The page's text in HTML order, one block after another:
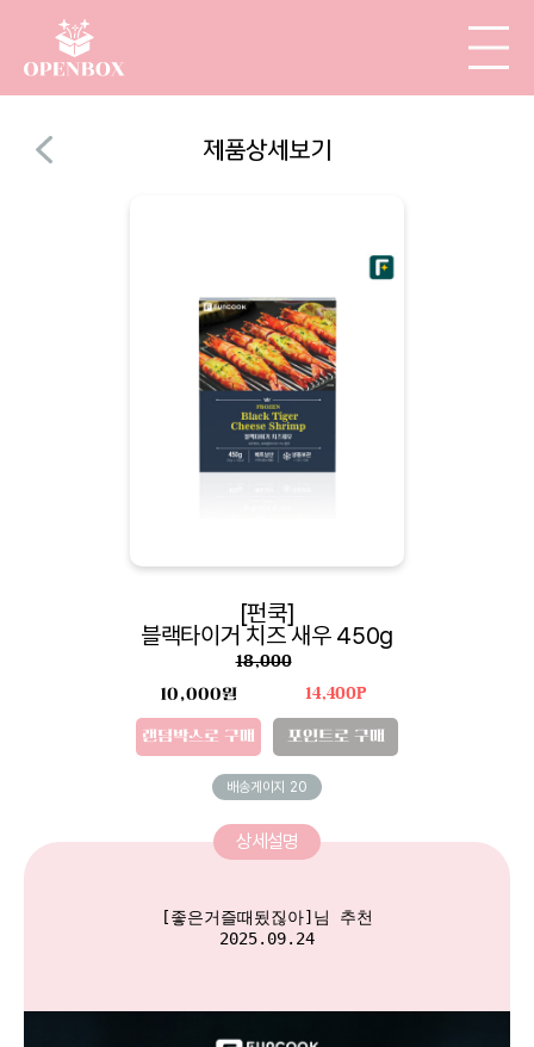
제품상세보기
[펀쿡]
블랙타이거 치즈 새우 450g
18,000
10,000원
랜덤박스로 구매
14,400P
포인트로 구매
배송게이지 20
상세설명
[좋은거즐때됬짆아]님 추천
2025.09.24